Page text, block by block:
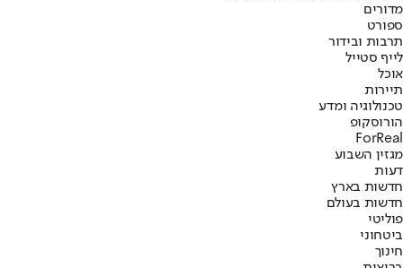
מדורים
ספורט
תרבות ובידור
לייף סטייל
אוכל
תיירות
טכנולוגיה ומדע
הורוסקופ
ForReal
מגזין השבוע
דעות
חדשות בארץ
חדשות בעולם
פוליטי
ביטחוני
חינוך